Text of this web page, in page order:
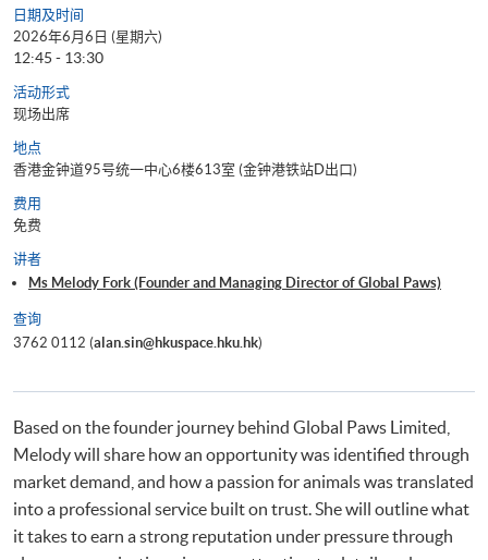
日期及时间
2026年6月6日 (星期六)
12:45 - 13:30
活动形式
现场出席
地点
香港金钟道95号统一中心6楼613室 (金钟港铁站D出口)
费用
免费
讲者
Ms Melody Fork (Founder and Managing Director of Global Paws)
查询
3762 0112 (alan.sin@hkuspace.hku.hk)
Based on the founder journey behind Global Paws Limited,
Melody will share how an opportunity was identified through
market demand, and how a passion for animals was translated
into a professional service built on trust. She will outline what
it takes to earn a strong reputation under pressure through